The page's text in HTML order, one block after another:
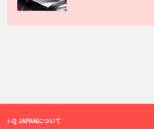
i-Q JAPANについて